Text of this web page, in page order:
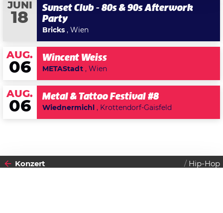
JUNI
18
Sunset Club - 80s & 90s Afterwork
Party
Bricks , Wien
AUG.
06
Wincent Weiss
METAStadt , Wien
AUG.
06
Metal & Tattoo Festival #8
Wiednermichl , Krottendorf-Gaisfeld
Konzert Hip-Hop